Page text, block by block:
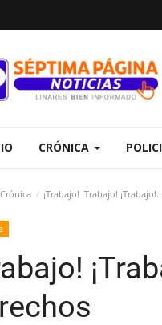
CRÓNICA
Crónica ¡Trabajo! ¡Trabajo!